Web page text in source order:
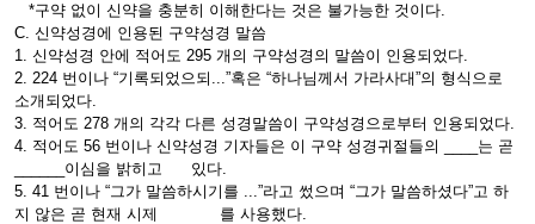
*구약 없이 신약을 충분히 이해한다는 것은 불가능한 것이다.
C. 신약성경에 인용된 구약성경 말씀
1. 신약성경 안에 적어도 295 개의 구약성경의 말씀이 인용되었다.
2. 224 번이나 “기록되었으되...”혹은 “하나님께서 가라사대”의 형식으로
소개되었다.
3. 적어도 278 개의 각각 다른 성경말씀이 구약성경으로부터 인용되었다.
4. 적어도 56 번이나 신약성경 기자들은 이 구약 성경귀절들의 ____는 곧
______이심을 밝히고 있다.
5. 41 번이나 “그가 말씀하시기를 ...”라고 썼으며 “그가 말씀하셨다”고 하
지 않은 곧 현재 시제 를 사용했다.